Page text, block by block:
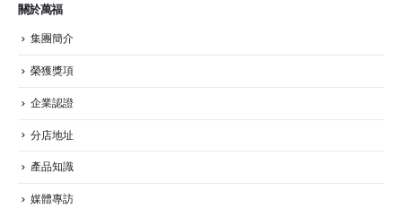
關於萬福
集團簡介
榮獲獎項
企業認證
分店地址
產品知識
媒體專訪